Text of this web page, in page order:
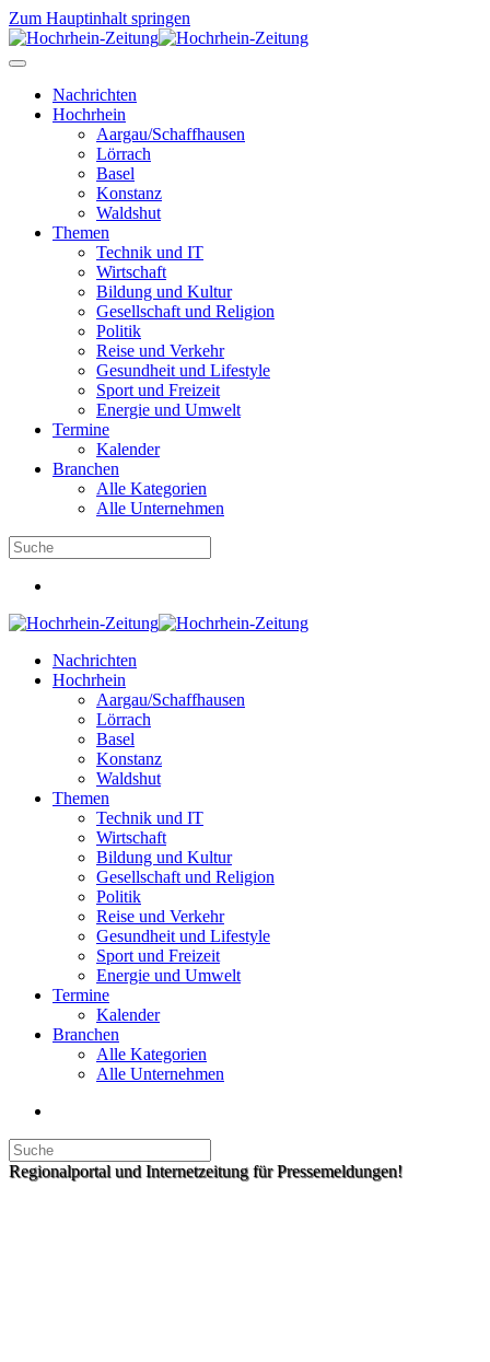
Zum Hauptinhalt springen
Nachrichten
Hochrhein
Aargau/Schaffhausen
Lörrach
Basel
Konstanz
Waldshut
Themen
Technik und IT
Wirtschaft
Bildung und Kultur
Gesellschaft und Religion
Politik
Reise und Verkehr
Gesundheit und Lifestyle
Sport und Freizeit
Energie und Umwelt
Termine
Kalender
Branchen
Alle Kategorien
Alle Unternehmen
Nachrichten
Hochrhein
Aargau/Schaffhausen
Lörrach
Basel
Konstanz
Waldshut
Themen
Technik und IT
Wirtschaft
Bildung und Kultur
Gesellschaft und Religion
Politik
Reise und Verkehr
Gesundheit und Lifestyle
Sport und Freizeit
Energie und Umwelt
Termine
Kalender
Branchen
Alle Kategorien
Alle Unternehmen
Regionalportal und Internetzeitung für Pressemeldungen!